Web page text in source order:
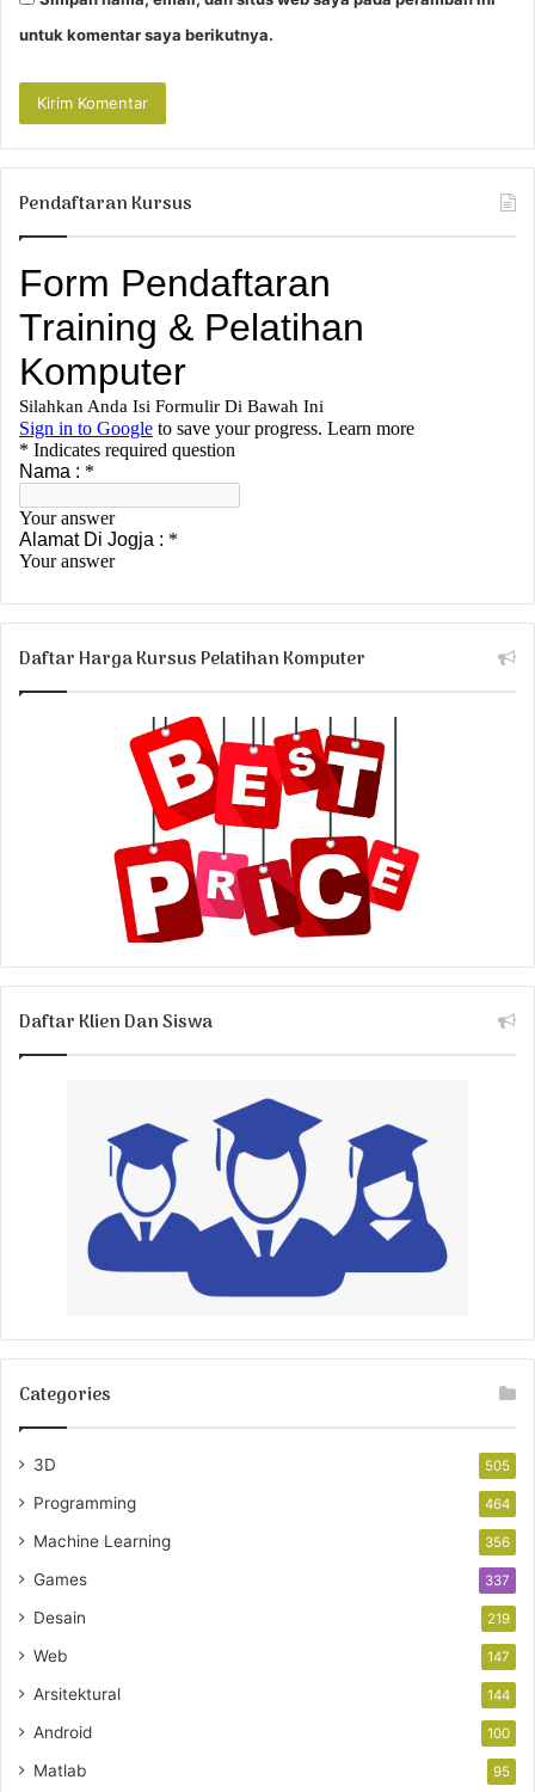
untuk komentar saya berikutnya.
Pendaftaran Kursus
Daftar Harga Kursus Pelatihan Komputer
Daftar Klien Dan Siswa
Categories
3D 505
Programming 464
Machine Learning 356
Games 337
Desain 219
Web 147
Arsitektural 144
Android 100
Matlab 95